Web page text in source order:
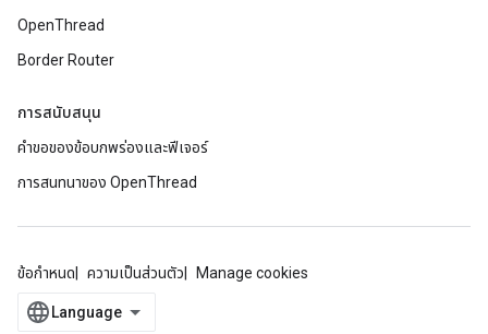
OpenThread
Border Router
การสนับสนุน
คำขอของข้อบกพร่องและฟีเจอร์
การสนทนาของ OpenThread
ข้อกำหนด ความเป็นส่วนตัว Manage cookies